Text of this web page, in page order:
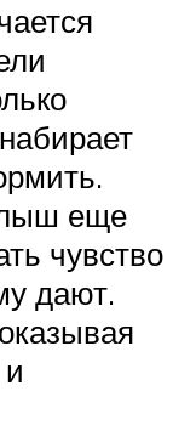
еще
чувство
дают.